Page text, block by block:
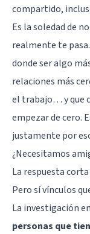
compartido,
Es la soledad de
realmente te
donde ser algo
relaciones más
el trabajo… y que
empezar de cero.
justamente por
¿Necesitamos
La respuesta
Pero sí vínculos
La investigación
personas que